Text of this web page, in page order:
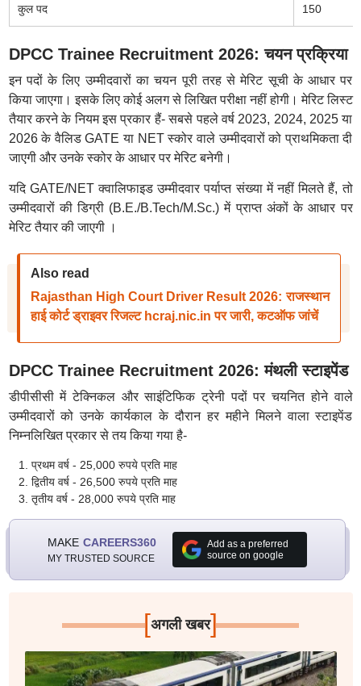
कुल पद 150
DPCC Trainee Recruitment 2026: चयन प्रक्रिया
इन पदों के लिए उम्मीदवारों का चयन पूरी तरह से मेरिट सूची के आधार पर
किया जाएगा। इसके लिए कोई अलग से लिखित परीक्षा नहीं होगी। मेरिट लिस्ट
तैयार करने के नियम इस प्रकार हैं- सबसे पहले वर्ष 2023, 2024, 2025 या
2026 के वैलिड GATE या NET स्कोर वाले उम्मीदवारों को प्राथमिकता दी
जाएगी और उनके स्कोर के आधार पर मेरिट बनेगी।
यदि GATE/NET क्वालिफाइड उम्मीदवार पर्याप्त संख्या में नहीं मिलते हैं, तो
उम्मीदवारों की डिग्री (B.E./B.Tech/M.Sc.) में प्राप्त अंकों के आधार पर
मेरिट तैयार की जाएगी ।
Also read
Rajasthan High Court Driver Result 2026: राजस्थान
हाई कोर्ट ड्राइवर रिजल्ट hcraj.nic.in पर जारी, कटऑफ जांचें
DPCC Trainee Recruitment 2026: मंथली स्टाइपेंड
डीपीसीसी में टेक्निकल और साइंटिफिक ट्रेनी पदों पर चयनित होने वाले
उम्मीदवारों को उनके कार्यकाल के दौरान हर महीने मिलने वाला स्टाइपेंड
निम्नलिखित प्रकार से तय किया गया है-
प्रथम वर्ष - 25,000 रुपये प्रति माह
द्वितीय वर्ष - 26,500 रुपये प्रति माह
तृतीय वर्ष - 28,000 रुपये प्रति माह
MAKE CAREERS360
MY TRUSTED SOURCE
Add as a preferred
source on google
[अगली खबर]